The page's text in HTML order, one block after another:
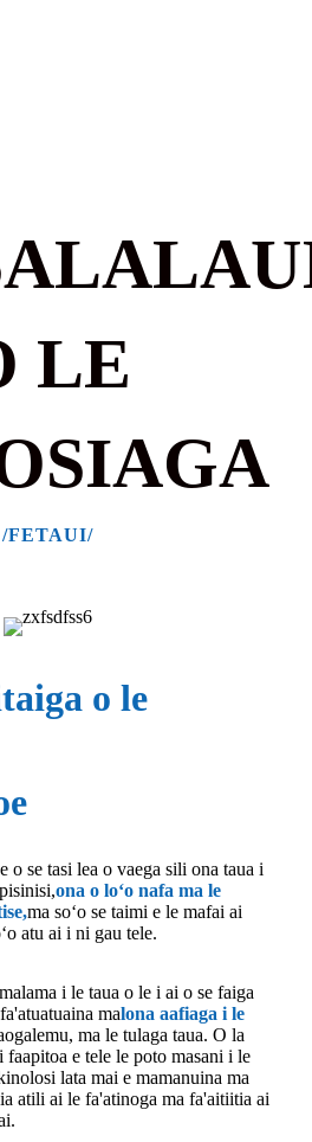
LE
/FETAUI/
o le
o se tasi lea o vaega sili ona taua i
ona o loʻo nafa ma le
,ma soʻo se taimi e le mafai ai
atu ai i ni gau tele.
i le taua o le i ai o se faiga
malona aafiaga i le
ma le tulaga taua. O la
faapitoa e tele le poto masani i le
lata mai e mamanuina ma
atili ai le fa'atinoga ma fa'aitiitia ai